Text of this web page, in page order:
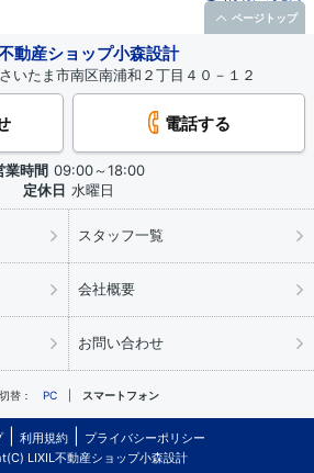
動産ショップ小森設計
いたま市南区南浦和２丁目４０－１２
電話する
業時間 09:00～18:00
定休日 水曜日
スタッフ一覧
会社概要
お問い合わせ
替： PC スマートフォン
利用規約
プライバシーポリシー
LIXIL不動産ショップ小森設計
ページトップ